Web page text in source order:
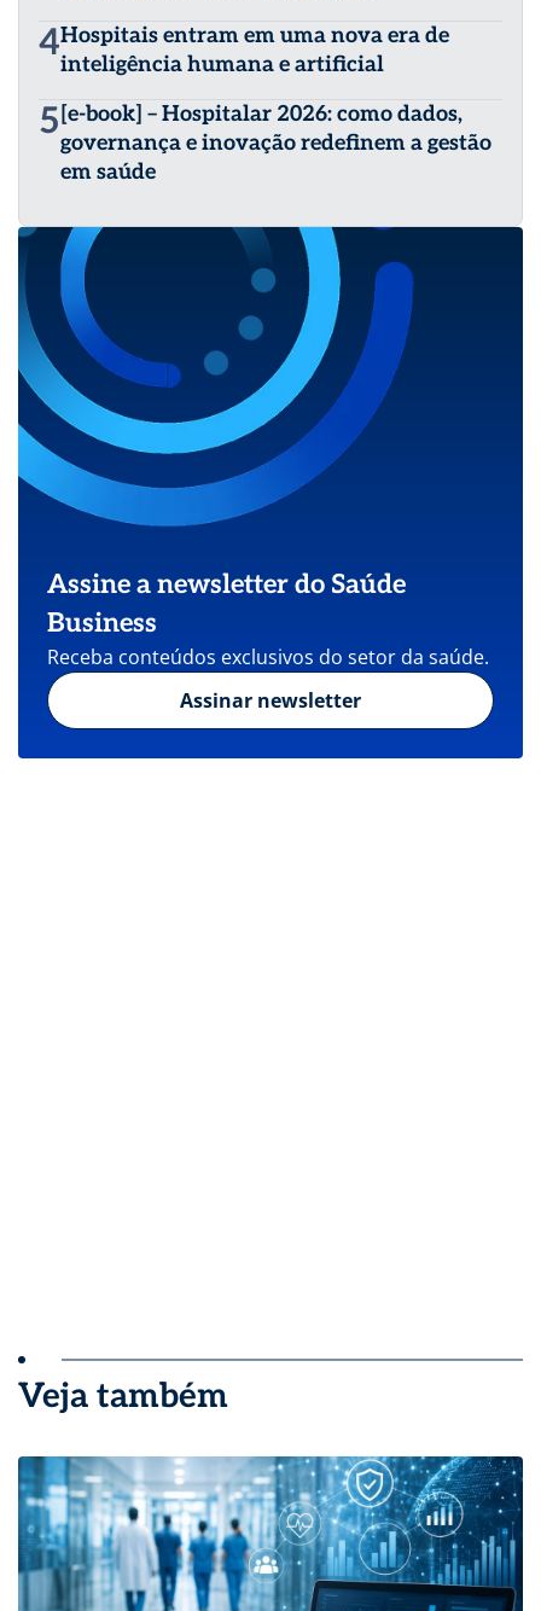
4Hospitais entram em uma nova era de
inteligência humana e artificial
5 [e-book] – Hospitalar 2026: como dados,
governança e inovação redefinem a gestão
em saúde
Assine a newsletter do Saúde
Business
Receba conteúdos exclusivos do setor da saúde.
Assinar newsletter
Veja também